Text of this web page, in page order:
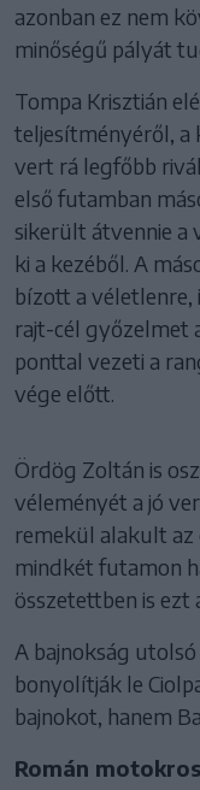
azonban ez nem
minőségű pályát
Tompa Krisztián
teljesítményéről, a
vert rá legfőbb
első futamban
sikerült átvennie a
ki a kezéből. A
bízott a
rajt-cél győzelmet
ponttal vezeti a
vége előtt.
Ördög Zoltán is
véleményét a jó
remekül alakult
mindkét futamon
összetettben is ezt
A bajnokság
bonyolítják le
bajnokot, hanem
Román